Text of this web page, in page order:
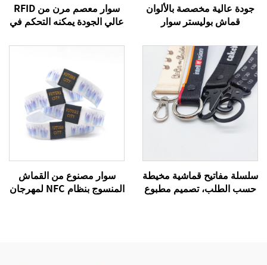
جودة عالية مخصصة بالألوان
قماش بوليستر سوار
مناسبة لكل الأنشطة
سوار معصم مرن من RFID
عالي الجودة يمكنه التحكم في
تقنية NFC، سوار معصم من
سلسلة مفاتيح قماشية مخيطة
حسب الطلب، تصميم مطبوع
سوار مصنوع من القماش
المنسوج بنظام NFC لمهرجان